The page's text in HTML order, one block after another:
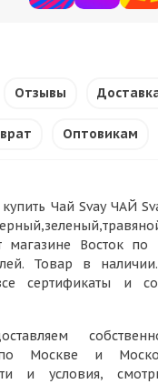
Отзывы
Оптовикам
Чай Svay ЧАЙ
магазине Восток по
Товар в
сертификаты и
Москве и
и условия,